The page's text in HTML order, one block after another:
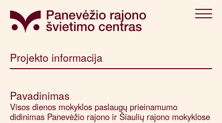
Projekto informacija
Pavadinimas
Visos dienos mokyklos paslaugų prieinamumo
didinimas Panevėžio rajono ir Šiaulių rajono mokyklose